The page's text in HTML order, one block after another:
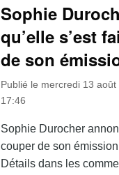
Sophie
qu’elle s’est
de son
Publié le mercredi 13 août
17:46
Sophie Durocher
couper de son
Détails dans les